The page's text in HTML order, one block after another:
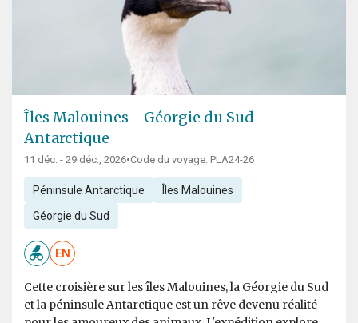
Îles Malouines - Géorgie du Sud -
Antarctique
11 déc. - 29 déc., 2026•Code du voyage: PLA24-26
Péninsule Antarctique Îles Malouines
Géorgie du Sud
EN
Cette croisière sur les îles Malouines, la Géorgie du Sud
et la péninsule Antarctique est un rêve devenu réalité